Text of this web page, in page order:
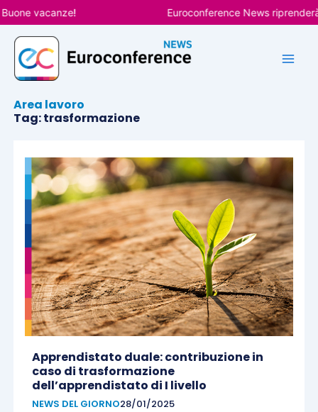
Vai
al
contenuto
vacanze! Euroconference News riprenderà
Area lavoro
Tag: trasformazione
Apprendistato duale: contribuzione in
caso di trasformazione
dell’apprendistato di I livello
NEWS DEL GIORNO28/01/2025